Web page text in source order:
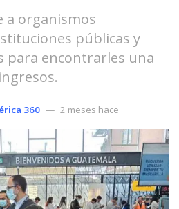
a organismos
públicas y
para encontrarles una
360 2 meses hace